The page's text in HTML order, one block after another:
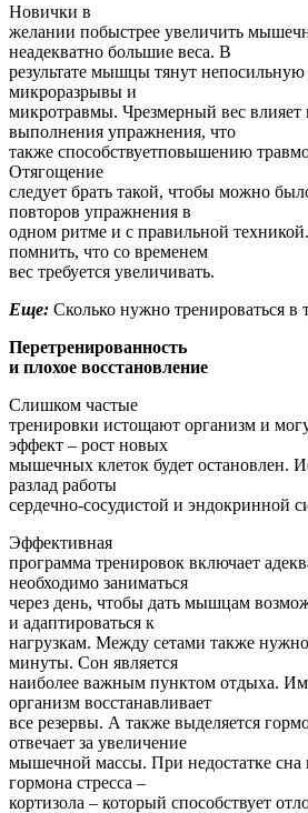
Новички в
желании побыстрее увеличить
неадекватно большие веса. В
результате мышцы тянут непосильную
микроразрывы и
микротравмы. Чрезмерный вес влияет
выполнения упражнения, что
также способствуетповышению
Отягощение
следует брать такой, чтобы можно
повторов упражнения в
одном ритме и с правильной
помнить, что со временем
вес требуется увеличивать.
Еще: Сколько нужно тренироваться в
Перетренированность
и плохое восстановление
Слишком частые
тренировки истощают организм и
эффект – рост новых
мышечных клеток будет остановлен.
разлад работы
сердечно-сосудистой и эндокринной
Эффективная
программа тренировок включает
необходимо заниматься
через день, чтобы дать мышцам
и адаптироваться к
нагрузкам. Между сетами также нужно
минуты. Сон является
наиболее важным пунктом отдыха.
организм восстанавливает
все резервы. А также выделяется
отвечает за увеличение
мышечной массы. При недостатке сна
гормона стресса –
кортизола – который способствует